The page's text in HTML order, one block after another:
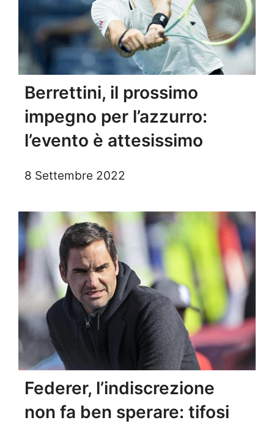
Berrettini, il prossimo
impegno per l’azzurro:
l’evento è attesissimo
8 Settembre 2022
Federer, l’indiscrezione
non fa ben sperare: tifosi